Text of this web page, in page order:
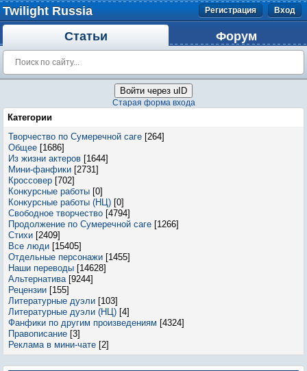
Twilight Russia Регистрация Вход
Статьи Форум
Войти через uID
Старая форма входа
Категории
Творчество по Сумеречной саге [264]
Общее [1686]
Из жизни актеров [1644]
Мини-фанфики [2731]
Кроссовер [702]
Конкурсные работы [0]
Конкурсные работы (НЦ) [0]
Свободное творчество [4794]
Продолжение по Сумеречной саге [1266]
Стихи [2409]
Все люди [15405]
Отдельные персонажи [1455]
Наши переводы [14628]
Альтернатива [9244]
Рецензии [155]
Литературные дуэли [103]
Литературные дуэли (НЦ) [4]
Фанфики по другим произведениям [4324]
Правописание [3]
Реклама в мини-чате [2]